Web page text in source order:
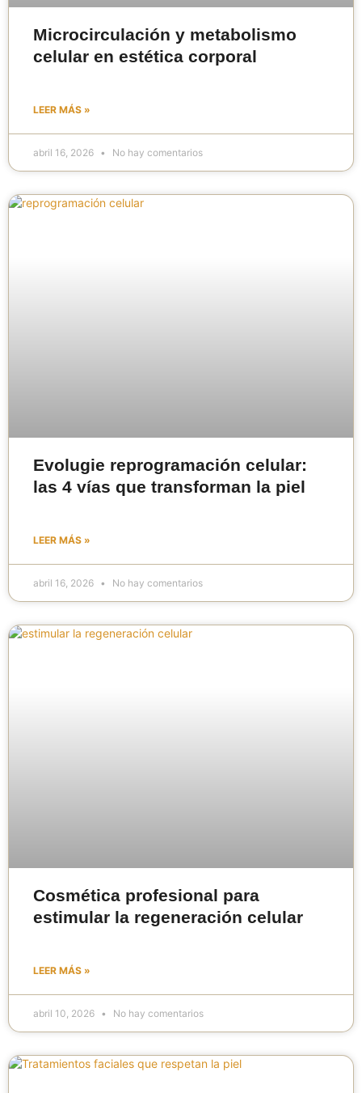
Microcirculación y metabolismo
celular en estética corporal
LEER MÁS »
abril 16, 2026 No hay comentarios
Evolugie reprogramación celular:
las 4 vías que transforman la piel
LEER MÁS »
abril 16, 2026 No hay comentarios
Cosmética profesional para
estimular la regeneración celular
LEER MÁS »
abril 10, 2026 No hay comentarios